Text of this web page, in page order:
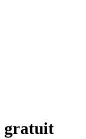
gratuit